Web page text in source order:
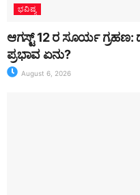
ಭವಿಷ್ಯ
ಆಗಸ್ಟ್ 12 ರ ಸೂರ್ಯ ಗ್ರಹಣ:
ಪ್ರಭಾವ ಏನು?
August 6, 2026